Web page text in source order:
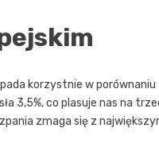
korzystnie w
3,5%, co plasuje nas na
zmaga się z